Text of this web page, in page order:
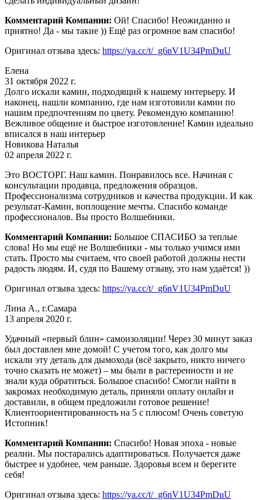
Комментарий Компании: Ой! Спасибо! Неожиданно и
приятно! Да - мы такие )) Ещё раз огромное вам спасибо!
Оригинал отзыва здесь: https://ya.cc/t/_g6nV1U34PmDuU
Елена
31 октября 2022 г.
Долго искали камин, подходящий к нашему интерьеру. И
наконец, нашли компанию, где нам изготовили камин по
нашим предпочтениям по цвету. Рекомендую компанию!
Вежливое общение и быстрое изготовление! Камин идеально
вписался в наш интерьер
Новикова Наталья
02 апреля 2022 г.
Это ВОСТОРГ. Наш камин. Понравилось все. Начиная с
консультации продавца, предложения образцов.
Профессионализма сотрудников и качества продукции. И как
результат-Камин, воплощение мечты. Спасибо команде
профессионалов. Вы просто Волшебники.
Комментарий Компании: Большое СПАСИБО за теплые
слова! Но мы ещё не Волшебники - мы только учимся ими
стать. Просто мы считаем, что своей работой должны нести
радость людям. И, судя по Вашему отзыву, это нам удаётся! ))
Оригинал отзыва здесь: https://ya.cc/t/_g6nV1U34PmDuU
Лина А., г.Самара
13 апреля 2020 г.
Удачный «первый блин» самоизоляции! Через 30 минут заказ
был доставлен мне домой! С учетом того, как долго мы
искали эту деталь для дымохода (всё закрыто, никто ничего
точно сказать не может) – мы были в растеренности и не
знали куда обратиться. Большое спасибо! Смогли найти в
закромах необходимую деталь, приняли оплату онлайн и
доставили, в общем предложили готовое решение!
Клиентоориентированность на 5 с плюсом! Очень советую
Истопник!
Комментарий Компании: Спасибо! Новая эпоха - новые
реалии. Мы постарались адаптироваться. Получается даже
быстрее и удобнее, чем раньше. Здоровья всем и берегите
себя!
Оригинал отзыва здесь: https://ya.cc/t/_g6nV1U34PmDuU